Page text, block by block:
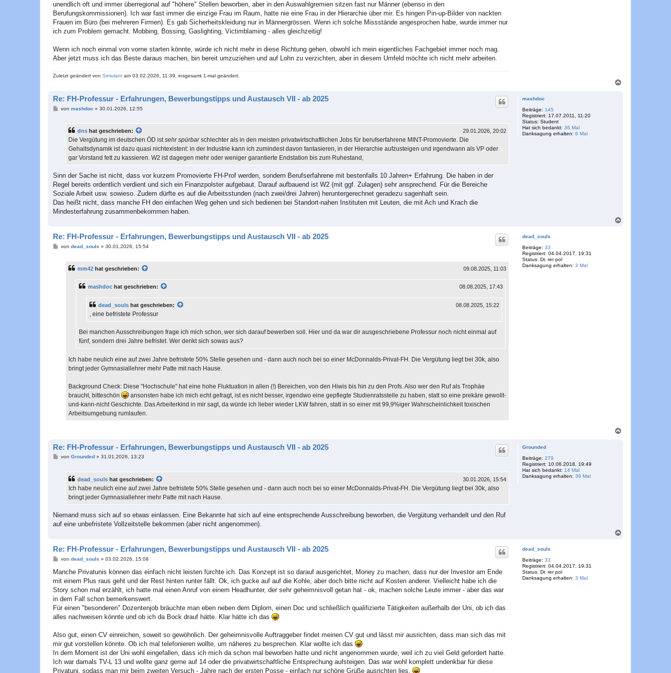
unendlich oft und immer überregional auf "höhere" Stellen beworben, aber in den Auswahlgremien sitzen fast nur Männer (ebenso in den
Berufungskommissionen). Ich war fast immer die einzige Frau im Raum, hatte nie eine Frau in der Hierarchie über mir. Es hingen Pin-up-Bilder von nackten
Frauen im Büro (bei mehreren Firmen). Es gab Sicherheitskleidung nur in Männergrössen. Wenn ich solche Missstände angesprochen habe, wurde immer nur
ich zum Problem gemacht. Mobbing, Bossing, Gaslighting, Victimblaming - alles gleichzeitig!
Wenn ich noch einmal von vorne starten könnte, würde ich nicht mehr in diese Richtung gehen, obwohl ich mein eigentliches Fachgebiet immer noch mag.
Aber jetzt muss ich das Beste daraus machen, bin bereit umzuziehen und auf Lohn zu verzichten, aber in diesem Umfeld möchte ich nicht mehr arbeiten.
Zuletzt geändert von Simulant am 03.02.2026, 11:39, insgesamt 1-mal geändert.
mashdoc
Beiträge: 145
Registriert: 17.07.2011, 11:20
Status: Student
Hat sich bedankt: 36 Mal
Danksagung erhalten: 6 Mal
Re: FH-Professur - Erfahrungen, Bewerbungstipps und Austausch VII - ab 2025
Bvon mashdoc » 30.01.2026, 12:55
dns hat geschrieben: 29.01.2026, 20:02
Die Vergütung im deutschen ÖD istsehr spürbarschlechter als in den meisten privatwirtschaftlichen Jobs für berufserfahrene MINT-Promovierte. Die
Gehaltsdynamik ist dazu quasi nichtexistent: in der Industrie kann ich zumindest davon fantasieren, in der Hierarchie aufzusteigen und irgendwann als VP oder
gar Vorstand fett zu kassieren. W2 ist dagegen mehr oder weniger garantierte Endstation bis zum Ruhestand,
Sinn der Sache ist nicht, dass vor kurzem Promovierte FH-Prof werden, sondern Berufserfahrene mit bestenfalls 10 Jahren+ Erfahrung. Die haben in der
Regel bereits ordentlich verdient und sich ein Finanzpolster aufgebaut. Darauf aufbauend ist W2 (mit ggf. Zulagen) sehr ansprechend. Für die Bereiche
Soziale Arbeit usw. sowieso. Zudem dürfte es auf die Arbeitsstunden (nach zwei/drei Jahren) heruntergerechnet geradezu sagenhaft sein.
Das heißt nicht, dass manche FH den einfachen Weg gehen und sich bedienen bei Standort-nahen Instituten mit Leuten, die mit Ach und Krach die
Mindesterfahrung zusammenbekommen haben.
dead_souls
Beiträge: 33
Registriert: 04.04.2017, 19:31
Status: Dr. rer pol
Danksagung erhalten: 3 Mal
Re: FH-Professur - Erfahrungen, Bewerbungstipps und Austausch VII - ab 2025
Bvon dead_souls » 30.01.2026, 15:54
mm42 hat geschrieben: 09.08.2025, 11:03
mashdoc hat geschrieben: 08.08.2025, 17:43
dead_souls hat geschrieben: 08.08.2025, 15:22
, eine befristete Professur
Bei manchen Ausschreibungen frage ich mich schon, wer sich darauf bewerben soll. Hier und da war dir ausgeschriebene Professur noch nicht einmal auf
fünf, sondern drei Jahre befristet. Wer denkt sich sowas aus?
Ich habe neulich eine auf zwei Jahre befristete 50% Stelle gesehen und - dann auch noch bei so einer McDonnalds-Privat-FH. Die Vergütung liegt bei 30k, also
bringt jeder Gymnasiallehrer mehr Patte mit nach Hause.
Background Check: Diese "Hochschule" hat eine hohe Fluktuation in allen (!) Bereichen, von den Hiwis bis hin zu den Profs. Also wer den Ruf als Trophäe
braucht, bitteschön
ansonsten habe ich mich echt gefragt, ist es nicht besser, irgendwo eine gepflegte Studienratsstelle zu haben, statt so eine prekäre gewollt-
und-kann-nicht Geschichte. Das Arbeiterkind in mir sagt, da würde ich lieber wieder LKW fahren, statt in so einer mit 99,9%iger Wahrscheinlichkeit toxischen
Arbeitsumgebung rumlaufen.
Grounded
Beiträge: 279
Registriert: 10.06.2018, 19:49
Hat sich bedankt: 14 Mal
Danksagung erhalten: 39 Mal
Re: FH-Professur - Erfahrungen, Bewerbungstipps und Austausch VII - ab 2025
Bvon Grounded» 31.01.2026, 13:23
dead_souls hat geschrieben: 30.01.2026, 15:54
Ich habe neulich eine auf zwei Jahre befristete 50% Stelle gesehen und - dann auch noch bei so einer McDonnalds-Privat-FH. Die Vergütung liegt bei 30k, also
bringt jeder Gymnasiallehrer mehr Patte mit nach Hause.
Niemand muss sich auf so etwas einlassen. Eine Bekannte hat sich auf eine entsprechende Ausschreibung beworben, die Vergütung verhandelt und den Ruf
auf eine unbefristete Vollzeitstelle bekommen (aber nicht angenommen).
dead_souls
Beiträge: 33
Registriert: 04.04.2017, 19:31
Status: Dr. rer pol
Danksagung erhalten: 3 Mal
Re: FH-Professur - Erfahrungen, Bewerbungstipps und Austausch VII - ab 2025
B
i
r
a
von dead_souls » 03.02.2026, 15:08
Manche Privatunis können das einfach nicht leisten fürchte ich. Das Konzept ist so darauf ausgerichtet, Money zu machen, dass nur der Investor am Ende
mit einem Plus raus geht und der Rest hinten runter fällt. Ok, ich gucke auf auf die Kohle, aber doch bitte nicht auf Kosten anderer. Vielleicht habe ich die
Story schon mal erzählt, ich hatte mal einen Anruf von einem Headhunter, der sehr geheimnisvoll getan hat - ok, machen solche Leute immer - aber das war
in dem Fall schon bemerkenswert.
Für einen "besonderen" Dozentenjob bräuchte man eben neben dem Diplom, einen Doc und schließlich qualifizierte Tätigkeiten außerhalb der Uni, ob ich das
alles nachweisen könnte und ob ich da Bock drauf hätte. Klar hätte ich das
Also gut, einen CV einreichen, soweit so gewöhnlich. Der geheimnisvolle Auftraggeber findet meinen CV gut und lässt mir ausrichten, dass man sich das mit
mir gut vorstellen könnte. Ob ich mal telefonieren wollte, um näheres zu besprechen. Klar wollte ich das
In dem Moment ist der Uni wohl eingefallen, dass ich mich da schon mal beworben hatte und nicht angenommen wurde, weil ich zu viel Geld gefordert hatte.
Ich war damals TV-L 13 und wollte ganz gerne auf 14 oder die privatwirtschaftliche Entsprechung aufsteigen. Das war wohl komplett undenkbar für diese
Privatuni, sodass man mir beim zweiten Versuch - Jahre nach der ersten Posse - einfach nur schöne Grüße ausrichten lies.